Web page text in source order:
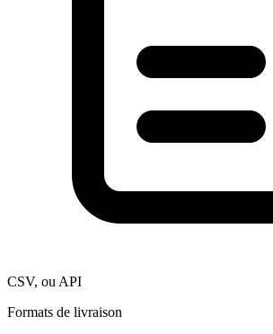
CSV, ou API
Formats de livraison